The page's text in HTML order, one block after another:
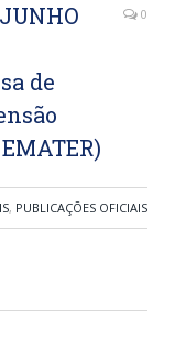
de
0
, PUBLICAÇÕES OFICIAIS